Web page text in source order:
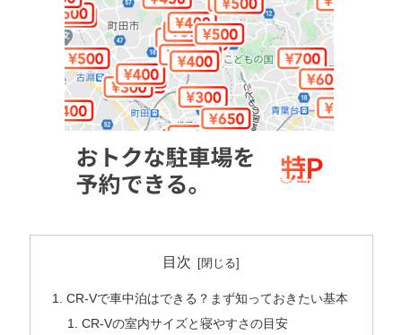
目次
CR-Vで車中泊はできる？まず知っておきたい基本
CR-Vの室内サイズと寝やすさの目安